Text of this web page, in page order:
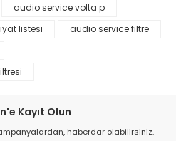
audio service volta p
listesi
audio service filtre
Kayıt Olun
haberdar olabilirsiniz.